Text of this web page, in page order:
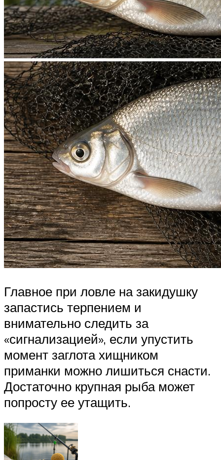
Главное при ловле на закидушку
запастись терпением и
внимательно следить за
«сигнализацией», если упустить
момент заглота хищником
приманки можно лишиться снасти.
Достаточно крупная рыба может
попросту ее утащить.